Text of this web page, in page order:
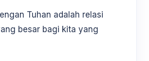
Tuhan adalah relasi
besar bagi kita yang